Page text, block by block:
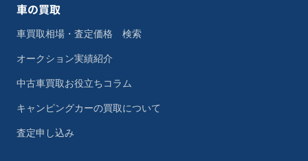
車の買取
車買取相場・査定価格 検索
オークション実績紹介
中古車買取お役立ちコラム
キャンピングカーの買取について
査定申し込み